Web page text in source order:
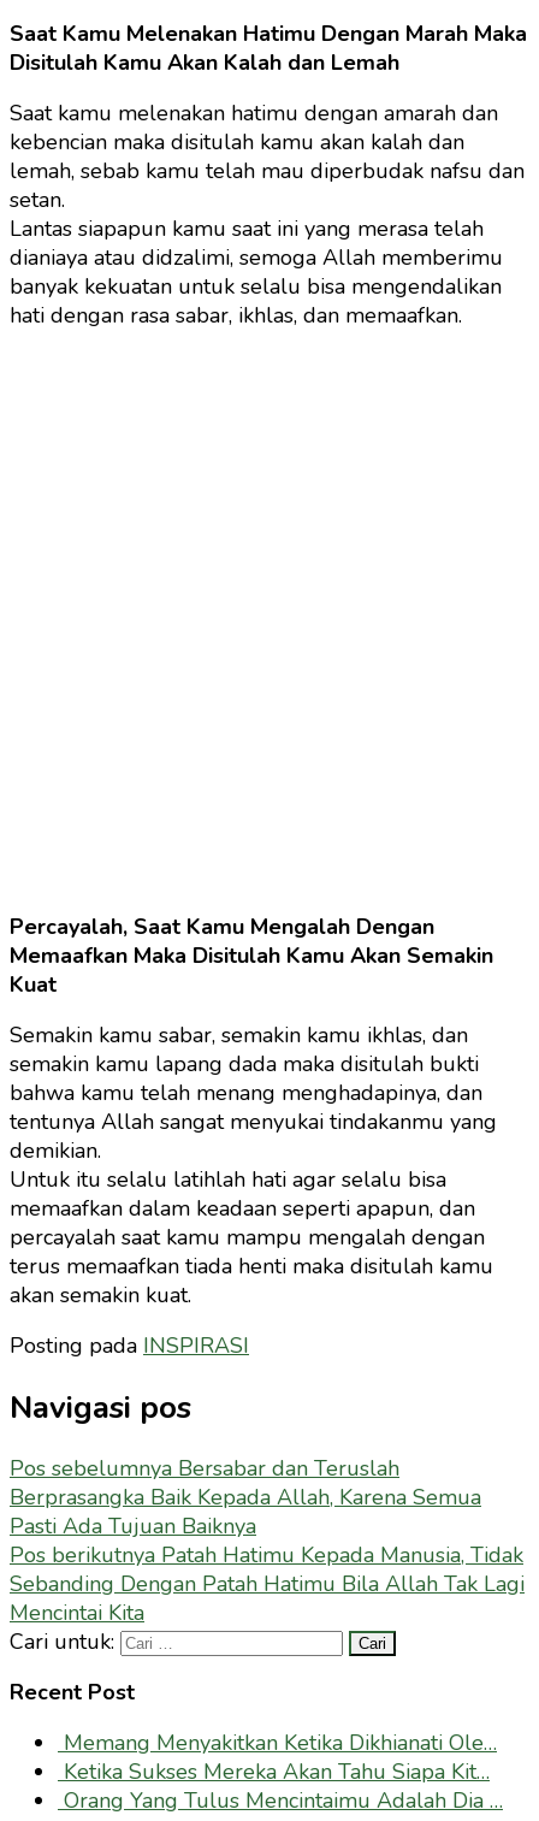
Saat Kamu Melenakan Hatimu Dengan Marah Maka
Disitulah Kamu Akan Kalah dan Lemah
Saat kamu melenakan hatimu dengan amarah dan
kebencian maka disitulah kamu akan kalah dan
lemah, sebab kamu telah mau diperbudak nafsu dan
setan.
Lantas siapapun kamu saat ini yang merasa telah
dianiaya atau didzalimi, semoga Allah memberimu
banyak kekuatan untuk selalu bisa mengendalikan
hati dengan rasa sabar, ikhlas, dan memaafkan.
Percayalah, Saat Kamu Mengalah Dengan
Memaafkan Maka Disitulah Kamu Akan Semakin
Kuat
Semakin kamu sabar, semakin kamu ikhlas, dan
semakin kamu lapang dada maka disitulah bukti
bahwa kamu telah menang menghadapinya, dan
tentunya Allah sangat menyukai tindakanmu yang
demikian.
Untuk itu selalu latihlah hati agar selalu bisa
memaafkan dalam keadaan seperti apapun, dan
percayalah saat kamu mampu mengalah dengan
terus memaafkan tiada henti maka disitulah kamu
akan semakin kuat.
Posting pada INSPIRASI
Navigasi pos
Pos sebelumnya Bersabar dan Teruslah
Berprasangka Baik Kepada Allah, Karena Semua
Pasti Ada Tujuan Baiknya
Pos berikutnya Patah Hatimu Kepada Manusia, Tidak
Sebanding Dengan Patah Hatimu Bila Allah Tak Lagi
Mencintai Kita
Cari untuk:
Recent Post
Memang Menyakitkan Ketika Dikhianati Ole…
Ketika Sukses Mereka Akan Tahu Siapa Kit…
Orang Yang Tulus Mencintaimu Adalah Dia …